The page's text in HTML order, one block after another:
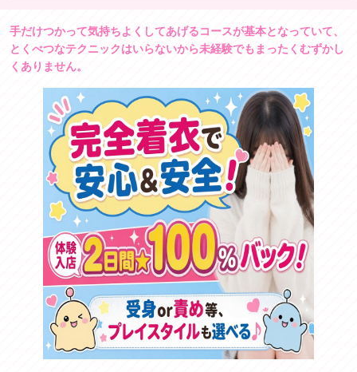
手だけつかって気持ちよくしてあげるコースが基本となっていて、
とくべつなテクニックはいらないから未経験でもまったくむずかし
くありません。